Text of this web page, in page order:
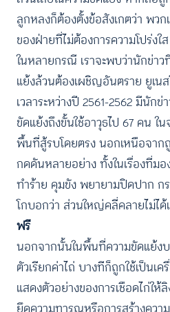
ลูกหลงก็ต้องตั้งข้อสังเกตว่า พวก
ของฝ่ายที่ไม่ต้องการความโปร่งใส
ในหลายกรณี เราจะพบว่านักข่า
แย้งล้วนต้องเผชิญอันตราย ยูเนส
เวลาระหว่างปี 2561-2562 มีนัก
ขัดแย้งถึงขั้นใช้อาวุธไป 67 คน ใ
พื้นที่สู้รบโดยตรง นอกเหนือจาก
กดดันหลายอย่าง ทั้งในเรื่องที่มอ
ทำร้าย คุมขัง พยายามปิดปาก ก
โกบอกว่า ส่วนใหญ่คลี่คลายไม่ไ
ฟรี
นอกจากนั้นในพื้นที่ความขัดแย้ง
ตัวเรียกค่าไถ่ บางทีก็ถูกใช้เป็น
แสดงตัวอย่างของการเชือดไก่ใ